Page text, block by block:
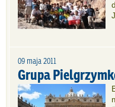
09 maja 2011
Grupa